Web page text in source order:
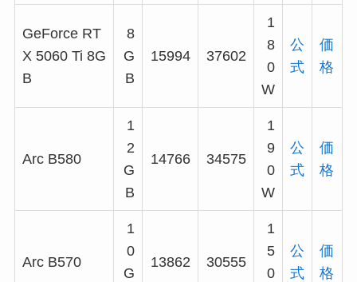
GeForce RT
X 5060 Ti 8G
B
8
G
B
15994 37602
1
8
0
W
公
式
価
格
Arc B580
1
2
G
B
14766 34575
1
9
0
W
公
式
価
格
Arc B570
1
0
G
13862 30555
1
5
0
公
式
価
格